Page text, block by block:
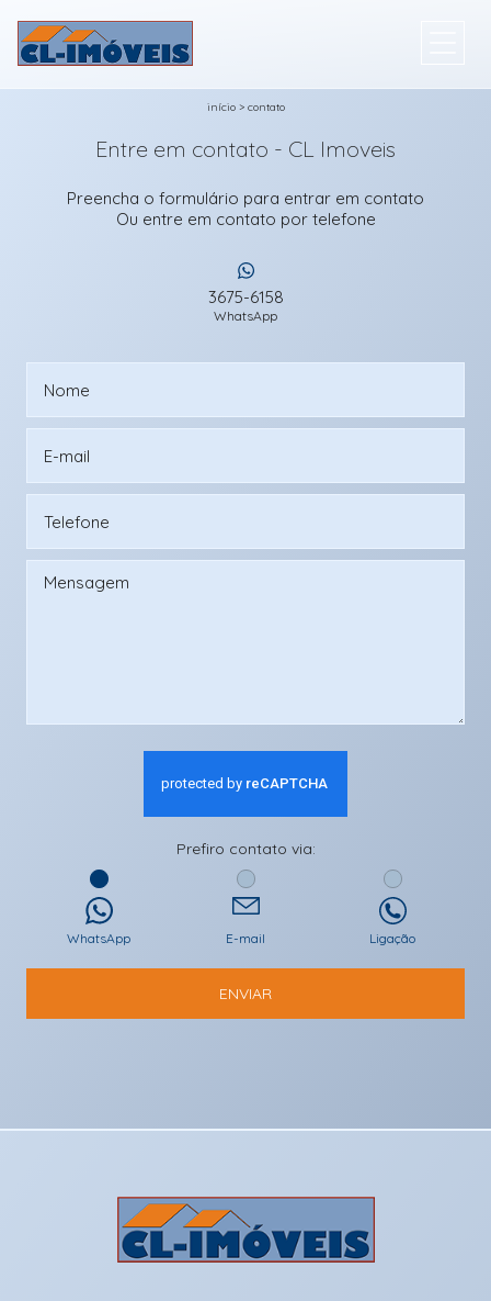
início> contato
Entre em contato - CL Imoveis
Preencha o formulário para entrar em contato
Ou entre em contato por telefone
3675-6158
WhatsApp
Prefiro contato via:
WhatsApp E-mail Ligação
ENVIAR